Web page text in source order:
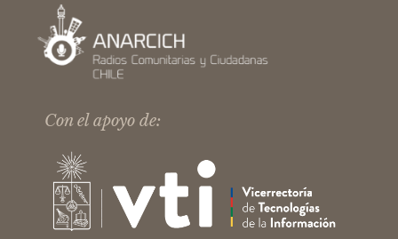
Con el apoyo de: